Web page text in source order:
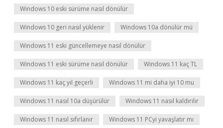
Windows 10 eski sürüme nasıl dönülür
Windows 10 geri nasıl yüklenir Windows 10a dönülür mü
Windows 11 eski güncellemeye nasıl dönülür
Windows 11 eski sürüme nasıl dönülür Windows 11 kaç TL
Windows 11 kaç yıl geçerli Windows 11 mi daha iyi 10 mu
Windows 11 nasıl 10a düşürülür Windows 11 nasıl kaldırılır
Windows 11 nasıl sıfırlanır Windows 11 PCyi yavaşlatır mı